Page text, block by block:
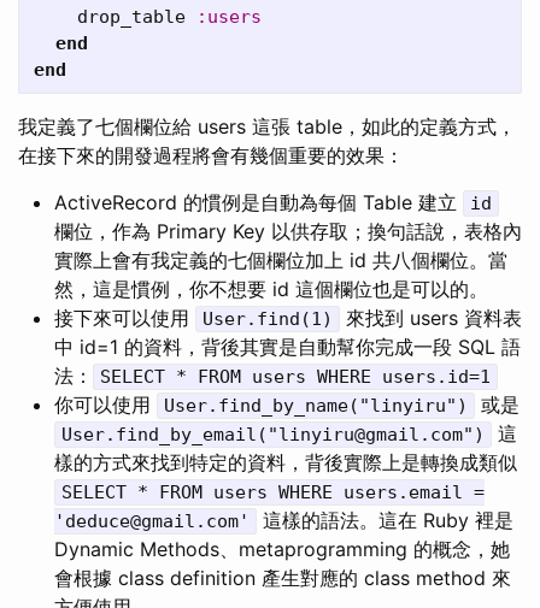
drop_table
:users
end
end
我定義了七個欄位給 users 這張 table，如此的定義方式，
在接下來的開發過程將會有幾個重要的效果：
ActiveRecord 的慣例是自動為每個 Table 建立
id
欄位，作為 Primary Key 以供存取；換句話說，表格內
實際上會有我定義的七個欄位加上 id 共八個欄位。當
然，這是慣例，你不想要 id 這個欄位也是可以的。
接下來可以使用
User.find(1)
來找到 users 資料表
中 id=1 的資料，背後其實是自動幫你完成一段 SQL 語
法：
SELECT * FROM users WHERE users.id=1
你可以使用 User.find_by_name("linyiru") 或是
User.find_by_email("linyiru@gmail.com")
這
樣的方式來找到特定的資料，背後實際上是轉換成類似
SELECT * FROM users WHERE users.email =
' deduce@gmail.com'
這樣的語法。這在 Ruby 裡是
Dynamic Methods、metaprogramming 的概念，她
會根據 class definition 產生對應的 class method 來